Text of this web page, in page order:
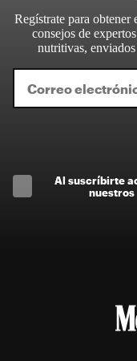
Regístrate para obtener
consejos de
nutritivas,
Al suscríbirte
nuestros